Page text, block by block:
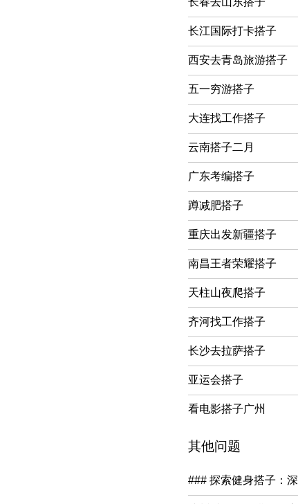
长江国际打卡搭子
西安去青岛旅游搭子
五一穷游搭子
大连找工作搭子
云南搭子二月
广东考编搭子
蹲减肥搭子
重庆出发新疆搭子
南昌王者荣耀搭子
天柱山夜爬搭子
齐河找工作搭子
长沙去拉萨搭子
亚运会搭子
看电影搭子广州
其他问题
### 探索健身搭子：